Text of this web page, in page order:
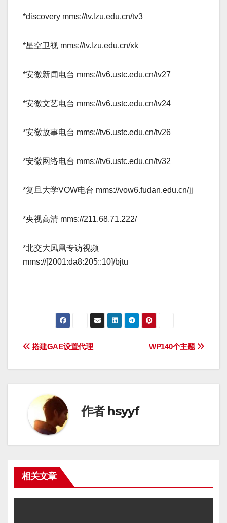
*discovery mms://tv.lzu.edu.cn/tv3­
*星空卫视 mms://tv.lzu.edu.cn/xk­
*安徽新闻电台 mms://tv6.ustc.edu.cn/tv27­
*安徽文艺电台 mms://tv6.ustc.edu.cn/tv24­
*安徽故事电台 mms://tv6.ustc.edu.cn/tv26­
*安徽网络电台 mms://tv6.ustc.edu.cn/tv32­
*复旦大学VOW电台 mms://vow6.fudan.edu.cn/jj­
*央视高清 mms://211.68.71.222/­
*北交大凤凰专访视频
mms://[2001:da8:205::10]/bjtu­
文
章
WP140个主题
搭建GAE设置代理
作者 hsyyf
相关文章